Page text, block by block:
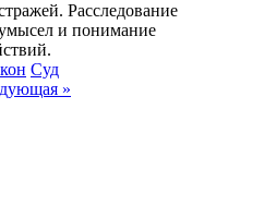
Расследование
и понимание
Суд
»